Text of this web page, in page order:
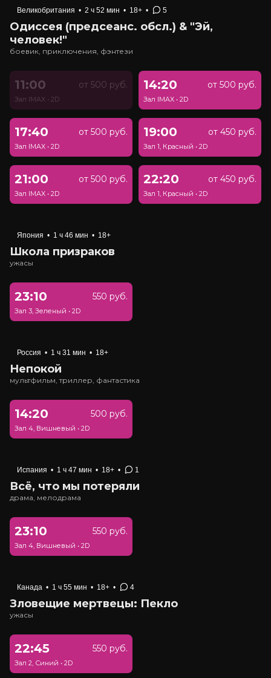
Великобритания • 2 ч 52 мин • 18+ • 5
Одиссея (предсеанс. обсл.) & "Эй,
человек!"
боевик, приключения, фэнтези
11:00 от 500 руб.
Зал IMAX • 2D
14:20 от 500 руб.
Зал IMAX • 2D
17:40 от 500 руб.
Зал IMAX • 2D
19:00 от 450 руб.
Зал 1, Красный • 2D
21:00 от 500 руб.
Зал IMAX • 2D
22:20 от 450 руб.
Зал 1, Красный • 2D
Япония • 1 ч 46 мин • 18+
Школа призраков
ужасы
23:10 550 руб.
Зал 3, Зеленый • 2D
Россия • 1 ч 31 мин • 18+
Непокой
мультфильм, триллер, фантастика
14:20 500 руб.
Зал 4, Вишневый • 2D
Испания • 1 ч 47 мин • 18+ • 1
Всё, что мы потеряли
драма, мелодрама
23:10 550 руб.
Зал 4, Вишневый • 2D
Канада • 1 ч 55 мин • 18+ • 4
Зловещие мертвецы: Пекло
ужасы
22:45 550 руб.
Зал 2, Синий • 2D